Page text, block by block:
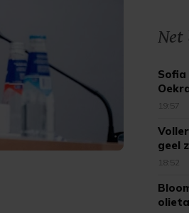
Net
19:57
geel
18:52